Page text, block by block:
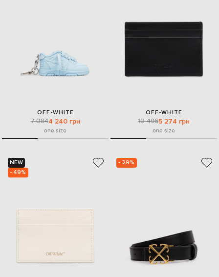
OFF-WHITE
7 0844 240 грн
one size
OFF-WHITE
10 4965 274 грн
one size
NEW
- 49%
- 29%